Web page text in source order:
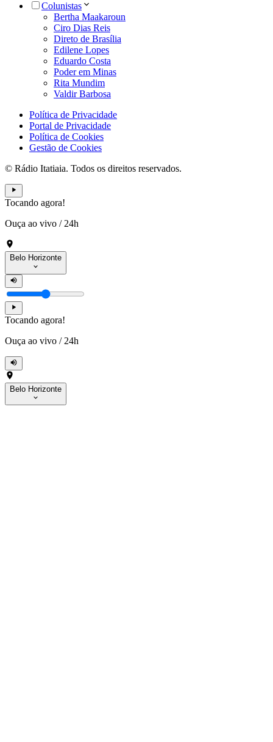
Colunistas
Bertha Maakaroun
Ciro Dias Reis
Direto de Brasília
Edilene Lopes
Eduardo Costa
Poder em Minas
Rita Mundim
Valdir Barbosa
Política de Privacidade
Portal de Privacidade
Política de Cookies
Gestão de Cookies
© Rádio Itatiaia. Todos os direitos reservados.
Tocando agora!
Ouça ao vivo / 24h
Belo Horizonte
Tocando agora!
Ouça ao vivo / 24h
Belo Horizonte